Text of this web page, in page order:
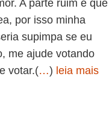
A parte ruim é que
por isso minha
supimpa se eu
me ajude votando
votar.(…) leia mais